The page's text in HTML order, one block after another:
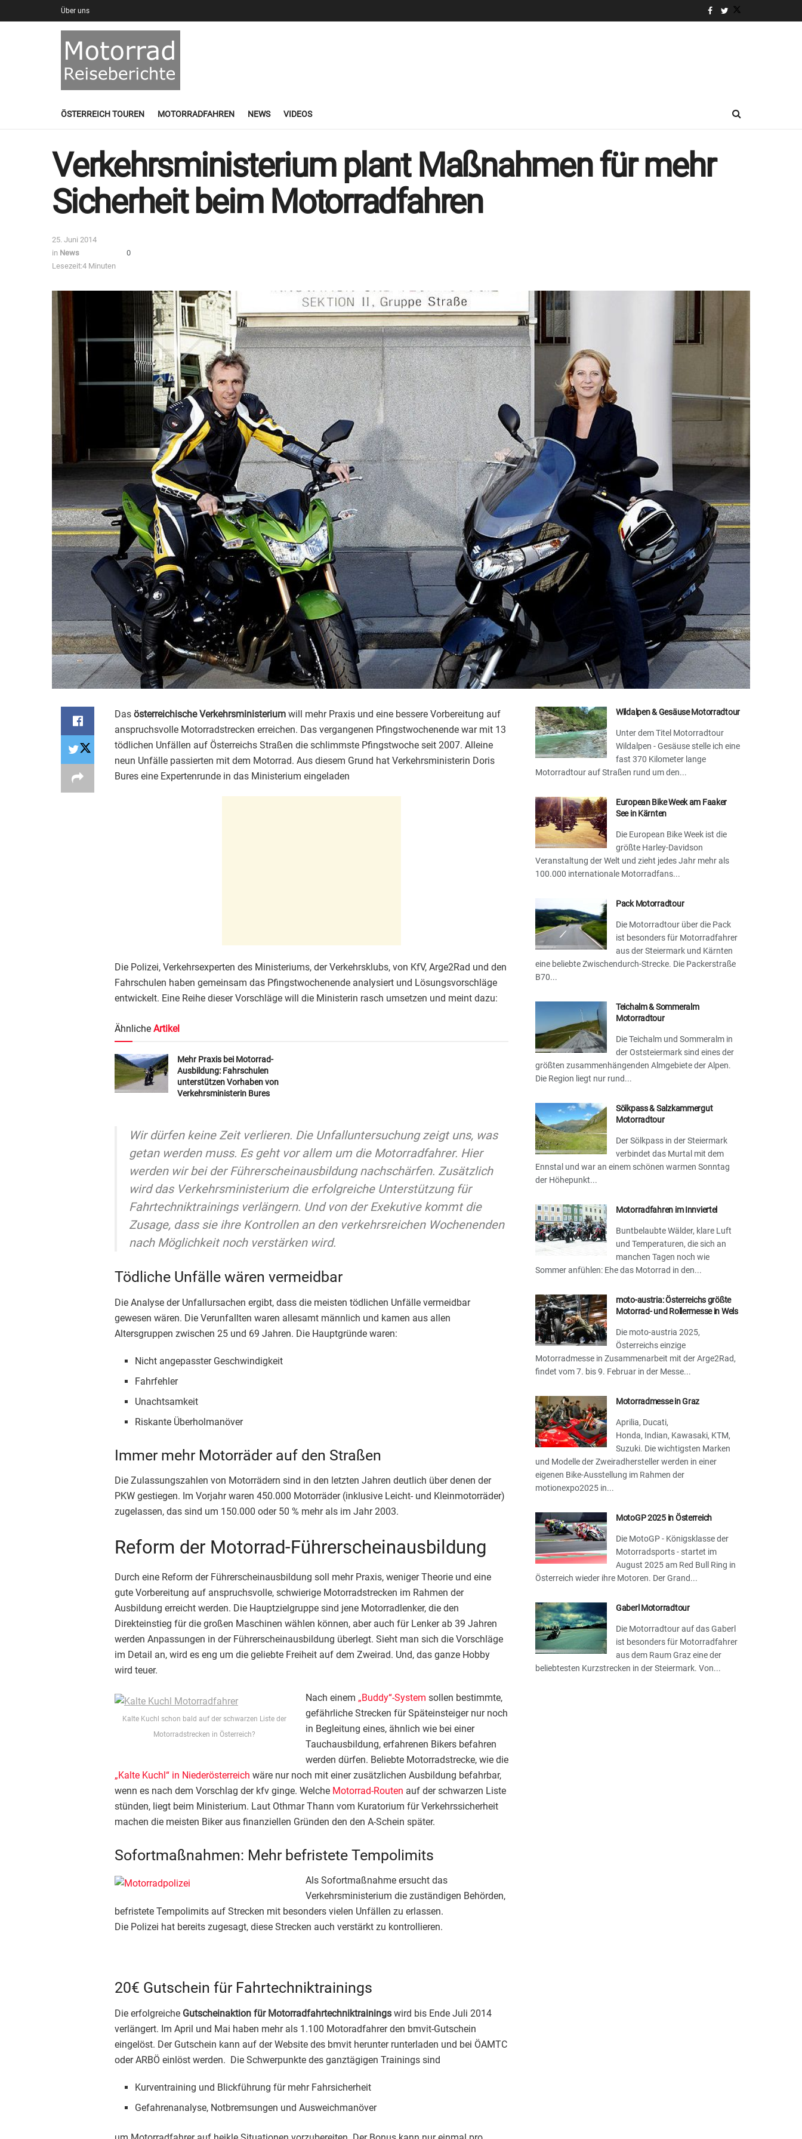
Über uns
ÖSTERREICH TOUREN MOTORRADFAHREN NEWS VIDEOS
Verkehrsministerium plant Maßnahmen für mehr
Sicherheit beim Motorradfahren
25. Juni 2014
in News
Lesezeit:4 Minuten
0
Das österreichische Verkehrsministerium will mehr Praxis und eine bessere Vorbereitung auf
anspruchsvolle Motorradstrecken erreichen. Das vergangenen Pfingstwochenende war mit 13
tödlichen Unfällen auf Österreichs Straßen die schlimmste Pfingstwoche seit 2007. Alleine
neun Unfälle passierten mit dem Motorrad. Aus diesem Grund hat Verkehrsministerin Doris
Bures eine Expertenrunde in das Ministerium eingeladen
Die Polizei, Verkehrsexperten des Ministeriums, der Verkehrsklubs, von KfV, Arge2Rad und den
Fahrschulen haben gemeinsam das Pfingstwochenende analysiert und Lösungsvorschläge
entwickelt. Eine Reihe dieser Vorschläge will die Ministerin rasch umsetzen und meint dazu:
Ähnliche Artikel
Mehr Praxis bei Motorrad-
Ausbildung: Fahrschulen
unterstützen Vorhaben von
Verkehrsministerin Bures
Wir dürfen keine Zeit verlieren. Die Unfalluntersuchung zeigt uns, was
getan werden muss. Es geht vor allem um die Motorradfahrer. Hier
werden wir bei der Führerscheinausbildung nachschärfen. Zusätzlich
wird das Verkehrsministerium die erfolgreiche Unterstützung für
Fahrtechniktrainings verlängern. Und von der Exekutive kommt die
Zusage, dass sie ihre Kontrollen an den verkehrsreichen Wochenenden
nach Möglichkeit noch verstärken wird.
Tödliche Unfälle wären vermeidbar
Die Analyse der Unfallursachen ergibt, dass die meisten tödlichen Unfälle vermeidbar
gewesen wären. Die Verunfallten waren allesamt männlich und kamen aus allen
Altersgruppen zwischen 25 und 69 Jahren. Die Hauptgründe waren:
Nicht angepasster Geschwindigkeit
Fahrfehler
Unachtsamkeit
Riskante Überholmanöver
Immer mehr Motorräder auf den Straßen
Die Zulassungszahlen von Motorrädern sind in den letzten Jahren deutlich über denen der
PKW gestiegen. Im Vorjahr waren 450.000 Motorräder (inklusive Leicht- und Kleinmotorräder)
zugelassen, das sind um 150.000 oder 50 % mehr als im Jahr 2003.
Reform der Motorrad-Führerscheinausbildung
Durch eine Reform der Führerscheinausbildung soll mehr Praxis, weniger Theorie und eine
gute Vorbereitung auf anspruchsvolle, schwierige Motorradstrecken im Rahmen der
Ausbildung erreicht werden. Die Hauptzielgruppe sind jene Motorradlenker, die den
Direkteinstieg für die großen Maschinen wählen können, aber auch für Lenker ab 39 Jahren
werden Anpassungen in der Führerscheinausbildung überlegt. Sieht man sich die Vorschläge
im Detail an, wird es eng um die geliebte Freiheit auf dem Zweirad. Und, das ganze Hobby
wird teuer.
Kalte Kuchl schon bald auf der schwarzen Liste der
Motorradstrecken in Österreich?
Nach einem „Buddy“-System sollen bestimmte,
gefährliche Strecken für Späteinsteiger nur noch
in Begleitung eines, ähnlich wie bei einer
Tauchausbildung, erfahrenen Bikers befahren
werden dürfen. Beliebte Motorradstrecke, wie die
„Kalte Kuchl“ in Niederösterreich wäre nur noch mit einer zusätzlichen Ausbildung befahrbar,
wenn es nach dem Vorschlag der kfv ginge. Welche Motorrad-Routen auf der schwarzen Liste
stünden, liegt beim Ministerium. Laut Othmar Thann vom Kuratorium für Verkehrssicherheit
machen die meisten Biker aus finanziellen Gründen den den A-Schein später.
Sofortmaßnahmen: Mehr befristete Tempolimits
Als Sofortmaßnahme ersucht das
Verkehrsministerium die zuständigen Behörden,
befristete Tempolimits auf Strecken mit besonders vielen Unfällen zu erlassen.
Die Polizei hat bereits zugesagt, diese Strecken auch verstärkt zu kontrollieren.
20€ Gutschein für Fahrtechniktrainings
Die erfolgreiche Gutscheinaktion für Motorradfahrtechniktrainings wird bis Ende Juli 2014
verlängert. Im April und Mai haben mehr als 1.100 Motoradfahrer den bmvit-Gutschein
eingelöst. Der Gutschein kann auf der Website des bmvit herunter runterladen und bei ÖAMTC
oder ARBÖ einlöst werden. Die Schwerpunkte des ganztägigen Trainings sind
Kurventraining und Blickführung für mehr Fahrsicherheit
Gefahrenanalyse, Notbremsungen und Ausweichmanöver
Wildalpen & Gesäuse Motorradtour
Unter dem Titel Motorradtour
Wildalpen - Gesäuse stelle ich eine
fast 370 Kilometer lange
Motorradtour auf Straßen rund um den...
European Bike Week am Faaker
See in Kärnten
Die European Bike Week ist die
größte Harley-Davidson
Veranstaltung der Welt und zieht jedes Jahr mehr als
100.000 internationale Motorradfans...
Pack Motorradtour
Die Motorradtour über die Pack
ist besonders für Motorradfahrer
aus der Steiermark und Kärnten
eine beliebte Zwischendurch-Strecke. Die Packerstraße
B70...
Teichalm & Sommeralm
Motorradtour
Die Teichalm und Sommeralm in
der Oststeiermark sind eines der
größten zusammenhängenden Almgebiete der Alpen.
Die Region liegt nur rund...
Sölkpass & Salzkammergut
Motorradtour
Der Sölkpass in der Steiermark
verbindet das Murtal mit dem
Ennstal und war an einem schönen warmen Sonntag
der Höhepunkt...
Motorradfahren im Innviertel
Buntbelaubte Wälder, klare Luft
und Temperaturen, die sich an
manchen Tagen noch wie
Sommer anfühlen: Ehe das Motorrad in den...
moto-austria: Österreichs größte
Motorrad- und Rollermesse in Wels
Die moto-austria 2025,
Österreichs einzige
Motorradmesse in Zusammenarbeit mit der Arge2Rad,
findet vom 7. bis 9. Februar in der Messe...
Motorradmesse in Graz
Aprilia, Ducati,
Honda, Indian, Kawasaki, KTM,
Suzuki. Die wichtigsten Marken
und Modelle der Zweiradhersteller werden in einer
eigenen Bike-Ausstellung im Rahmen der
motionexpo2025 in...
MotoGP 2025 in Österreich
Die MotoGP - Königsklasse der
Motorradsports - startet im
August 2025 am Red Bull Ring in
Österreich wieder ihre Motoren. Der Grand...
Gaberl Motorradtour
Die Motorradtour auf das Gaberl
ist besonders für Motorradfahrer
aus dem Raum Graz eine der
beliebtesten Kurzstrecken in der Steiermark. Von...